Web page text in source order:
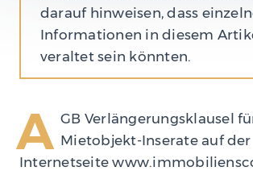
darauf hinweisen, dass
Informationen in diesem
veraltet sein könnten.
A GB Verlängerungsklausel
Mietobjekt-Inserate auf der
Internetseite